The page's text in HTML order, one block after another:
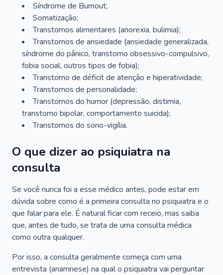
Síndrome de Burnout;
Somatização;
Transtornos alimentares (anorexia, bulimia);
Transtornos de ansiedade (ansiedade generalizada,
síndrome do pânico, transtorno obsessivo-compulsivo,
fobia social, outros tipos de fobia);
Transtorno de déficit de atenção e hiperatividade;
Transtornos de personalidade;
Transtornos do humor (depressão, distimia,
transtorno bipolar, comportamento suicida);
Transtornos do sono-vigília.
O que dizer ao psiquiatra na
consulta
Se você nunca foi a esse médico antes, pode estar em
dúvida sobre como é a primeira consulta no psiquiatra e o
que falar para ele. É natural ficar com receio, mas saiba
que, antes de tudo, se trata de uma consulta médica
como outra qualquer.
Por isso, a consulta geralmente começa com uma
entrevista (anamnese) na qual o psiquiatra vai perguntar